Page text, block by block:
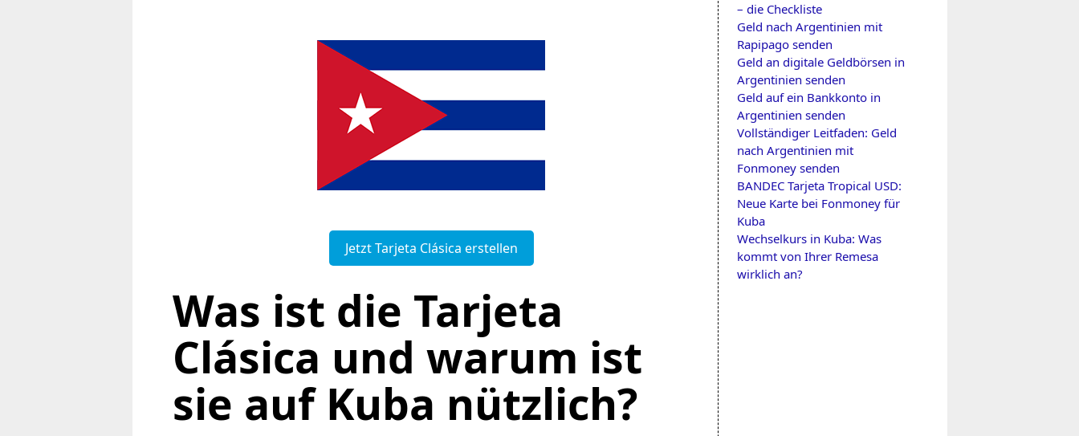
Jetzt Tarjeta Clásica erstellen
Was ist die Tarjeta
Clásica und warum ist
sie auf Kuba nützlich?
– die Checkliste
Geld nach Argentinien mit
Rapipago senden
Geld an digitale Geldbörsen in
Argentinien senden
Geld auf ein Bankkonto in
Argentinien senden
Vollständiger Leitfaden: Geld
nach Argentinien mit
Fonmoney senden
BANDEC Tarjeta Tropical USD:
Neue Karte bei Fonmoney für
Kuba
Wechselkurs in Kuba: Was
kommt von Ihrer Remesa
wirklich an?